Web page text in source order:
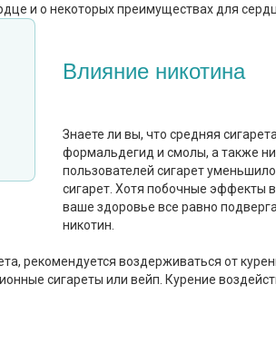
и о некоторых преимуществах для
Влияние никотина
Знаете ли вы, что средняя
формальдегид и смолы, а также
пользователей сигарет
сигарет. Хотя побочные эффекты
ваше здоровье все равно
никотин.
рекомендуется воздерживаться от
сигареты или вейп. Курение